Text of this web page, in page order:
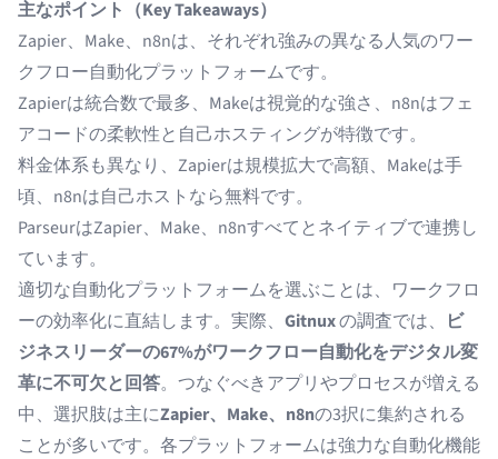
主なポイント（Key Takeaways）
Zapier、Make、n8nは、それぞれ強みの異なる人気のワー
クフロー自動化プラットフォームです。
Zapierは統合数で最多、Makeは視覚的な強さ、n8nはフェ
アコードの柔軟性と自己ホスティングが特徴です。
料金体系も異なり、Zapierは規模拡大で高額、Makeは手
頃、n8nは自己ホストなら無料です。
ParseurはZapier、Make、n8nすべてとネイティブで連携し
ています。
適切な自動化プラットフォームを選ぶことは、ワークフロ
ーの効率化に直結します。実際、 Gitnuxの調査では、
ビ
ジネスリーダーの67%がワークフロー自動化をデジタル変
革に不可欠と回答。つなぐべきアプリやプロセスが増える
中、選択肢は主にZapier、Make、n8nの3択に集約される
ことが多いです。各プラットフォームは強力な自動化機能